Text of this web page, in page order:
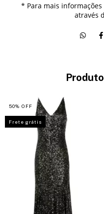
* Para mais
através
50% OFF
Frete grátis